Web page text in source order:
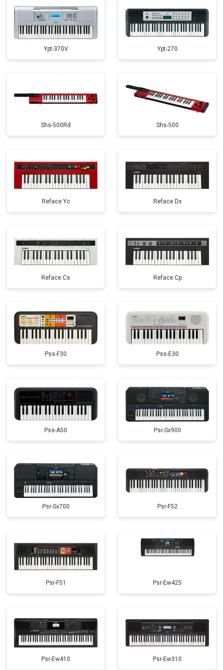
Ypt-370V Ypt-270
Shs-500Rd Shs-500
Reface Yc Reface Dx
Reface Cs Reface Cp
Pss-F30 Pss-E30
Pss-A50 Psr-Sx900
Psr-Sx700 Psr-F52
Psr-F51 Psr-Ew425
Psr-Ew410 Psr-Ew310